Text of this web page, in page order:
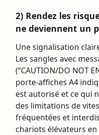
2) Rendez les
ne deviennent un
Une signalisation
Les sangles avec
(“CAUTION/DO NOT
porte-affiches A4
est autorisé et ce qui
des limitations de
fréquentées et
chariots élévateurs